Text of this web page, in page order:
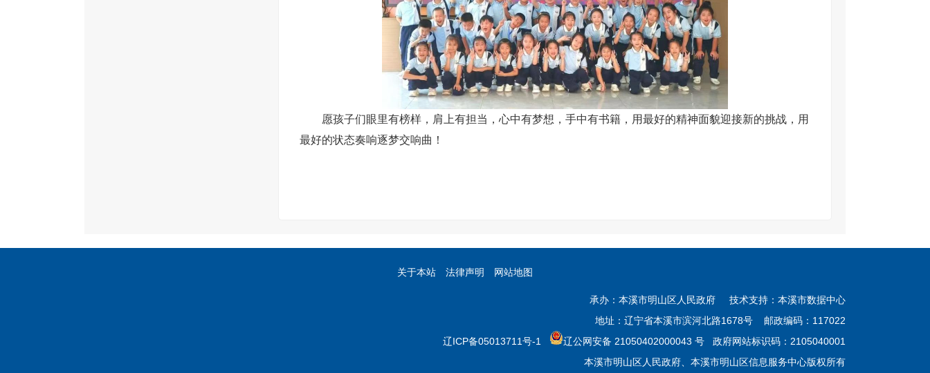
愿孩子们眼里有榜样，肩上有担当，心中有梦想，手中有书籍，用最好的精神面貌迎接新的挑战，用
最好的状态奏响逐梦交响曲！
关于本站 法律声明 网站地图
承办：本溪市明山区人民政府 技术支持：本溪市数据中心
地址：辽宁省本溪市滨河北路1678号 邮政编码：117022
辽ICP备05013711号-1
辽公网安备 21050402000043 号 政府网站标识码：2105040001
本溪市明山区人民政府、本溪市明山区信息服务中心版权所有